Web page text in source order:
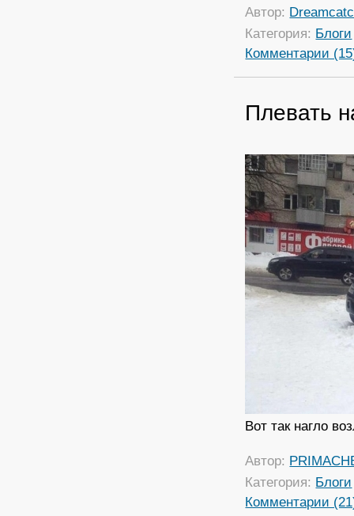
Автор:
Категория: Блоги
Комментарии
Плевать
Вот так нагло
Автор:
Категория: Блоги
Комментарии